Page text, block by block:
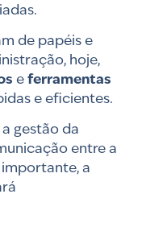
de papéis e
hoje,
eferramentas
e eficientes.
gestão da
entre a
a